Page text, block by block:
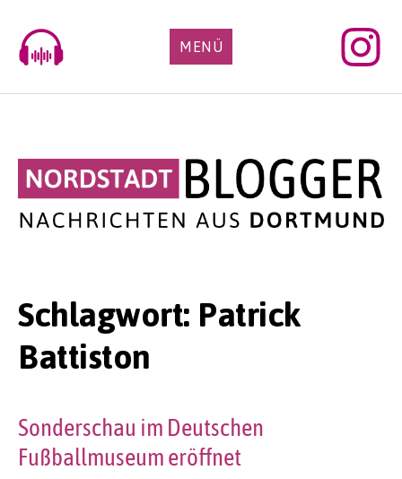
content
MENÜ
Schlagwort: Patrick
Battiston
Sonderschau im Deutschen
Fußballmuseum eröffnet